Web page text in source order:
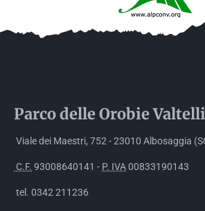
Parco delleOrobie
Viale dei Maestri, 752 - 23010 Albosaggia
C.F. 93008640141 - P. IVA00833190143
tel. 0342 211236